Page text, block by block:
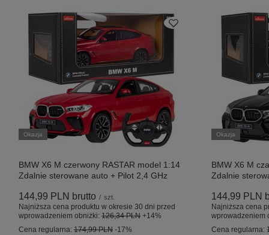
Okazja
BMW X6 M czerwony RASTAR model 1:14
Zdalnie sterowane auto + Pilot 2,4 GHz
144,99 PLN brutto / szt.
Najniższa cena produktu w okresie 30 dni przed
wprowadzeniem obniżki: 126,34 PLN +14%
Cena regularna: 174,99 PLN -17%
Okazja
BMW X6 M
Zdalnie
144,99 PLN
Najniższa cena
wprowadzeniem
Cena regularna: